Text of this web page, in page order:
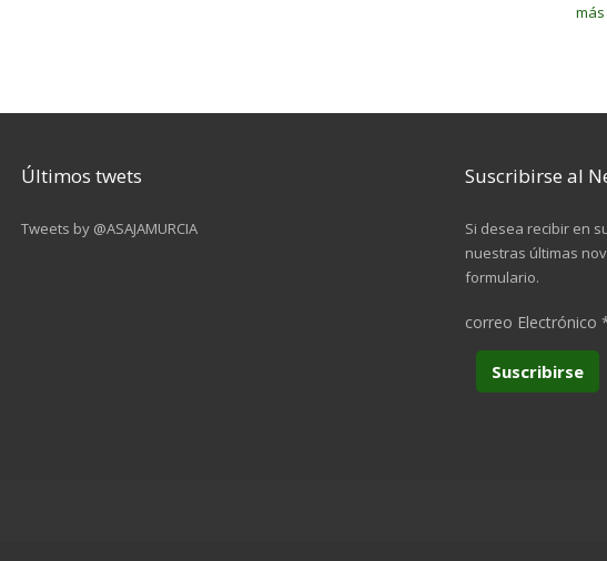
Últimos twets
Tweets by @ASAJAMURCIA
Suscribirse al
Si desea recibir en
nuestras últimas
formulario.
correo Electrónico